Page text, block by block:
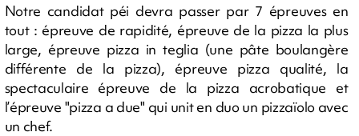
Notre candidat péi devra passer par 7 épreuves en
tout : épreuve de rapidité, épreuve de la pizza la plus
large, épreuve pizza in teglia (une pâte boulangère
différente de la pizza), épreuve pizza qualité, la
spectaculaire épreuve de la pizza acrobatique et
l’épreuve "pizza a due" qui unit en duo un pizzaïolo avec
un chef.